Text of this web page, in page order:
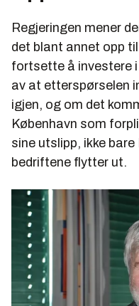
Regjeringen mener
det blant annet opp
fortsette å investere
av at etterspørselen
igjen, og om det
København som
sine utslipp, ikke
bedriftene flytter ut.